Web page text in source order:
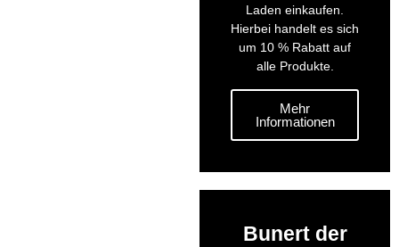
Laden einkaufen.
Hierbei handelt es sich
um 10 % Rabatt auf
alle Produkte.
Mehr
Informationen
Bunert der